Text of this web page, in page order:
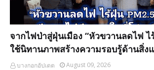
จากไฟป่าสู่ฝุ่นเมือง “หัวขวานลดไฟ ไ
ใช้นิทานภาพสร้างความรอบรู้ด้านสิ่ง
บางกอกอัปเดต
August 09, 2026